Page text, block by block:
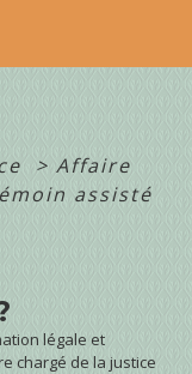
> Affaire
assisté
légale et
chargé de la justice